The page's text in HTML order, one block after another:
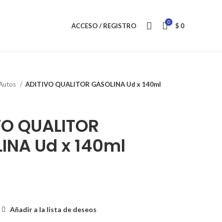
ACCESO / REGISTRO 0 $ 0
ADITIVO QUALITOR GASOLINA Ud x 140ml
QUALITOR
Ud x 140ml
Añadir a la lista de deseos